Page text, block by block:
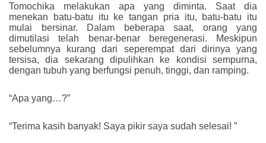
Tomochika melakukan apa yang diminta. Saat dia
menekan batu-batu itu ke tangan pria itu, batu-batu itu
mulai bersinar. Dalam beberapa saat, orang yang
dimutilasi telah benar-benar beregenerasi. Meskipun
sebelumnya kurang dari seperempat dari dirinya yang
tersisa, dia sekarang dipulihkan ke kondisi sempurna,
dengan tubuh yang berfungsi penuh, tinggi, dan ramping.
“Apa yang…?”
“Terima kasih banyak! Saya pikir saya sudah selesai! ”